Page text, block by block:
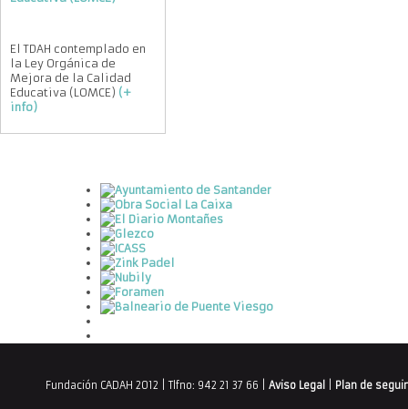
El TDAH contemplado en
la Ley Orgánica de
Mejora de la Calidad
Educativa (LOMCE) (+
info)
Fundación CADAH 2012 | Tlfno: 942 21 37 66 | Aviso Legal Plan de